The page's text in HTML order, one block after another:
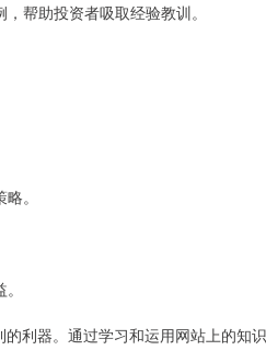
帮助投资者吸取经验教训。
。
利器。通过学习和运用网站上的知